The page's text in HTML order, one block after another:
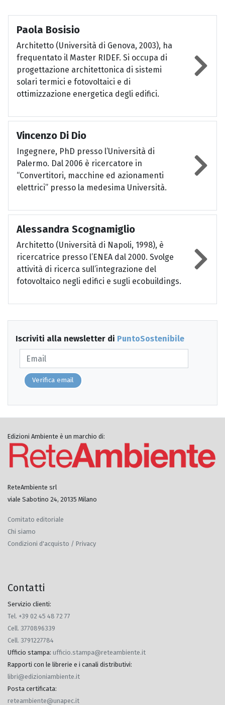
Paola Bosisio
Architetto (Università di Genova, 2003), ha
frequentato il Master RIDEF. Si occupa di
progettazione architettonica di sistemi
solari termici e fotovoltaici e di
ottimizzazione energetica degli edifici.
Vincenzo Di Dio
Ingegnere, PhD presso l’Università di
Palermo. Dal 2006 è ricercatore in
“Convertitori, macchine ed azionamenti
elettrici” presso la medesima Università.
Alessandra Scognamiglio
Architetto (Università di Napoli, 1998), è
ricercatrice presso l’ENEA dal 2000. Svolge
attività di ricerca sull’integrazione del
fotovoltaico negli edifici e sugli ecobuildings.
Iscriviti alla newsletter di PuntoSostenibile
Verifica email
Edizioni Ambiente è un marchio di:
ReteAmbiente srl
viale Sabotino 24, 20135 Milano
Comitato editoriale
Chi siamo
Condizioni d'acquisto / Privacy
Contatti
Servizio clienti:
Tel. +39 02 45 48 72 77
Cell. 3770896339
Cell. 3791227784
Ufficio stampa: ufficio.stampa@reteambiente.it
Rapporti con le librerie e i canali distributivi:
libri@edizioniambiente.it
Posta certificata:
reteambiente@unapec.it